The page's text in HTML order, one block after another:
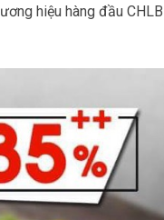
hiệu hàng đầu CHLB